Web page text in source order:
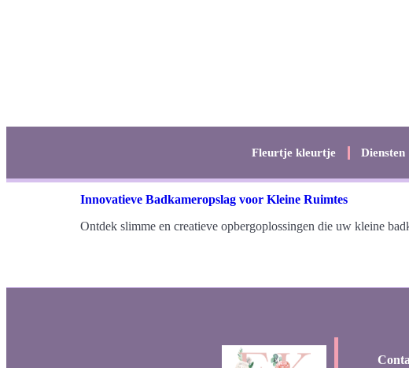
Fleurtje kleurtje Diensten
Innovatieve Badkameropslag voor Kleine Ruimtes
Ontdek slimme en creatieve opbergoplossingen die uw kleine